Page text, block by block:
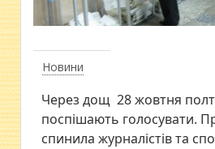
Новини
Через дощ 28 жовтня
поспішають голосувати.
спинила журналістів та